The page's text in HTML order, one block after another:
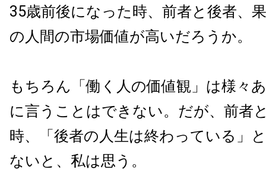
35歳前後になった時、前者と後者、
の人間の市場価値が高いだろうか。
もちろん「働く人の価値観」は様々
に言うことはできない。だが、前者
時、「後者の人生は終わっている」
ないと、私は思う。